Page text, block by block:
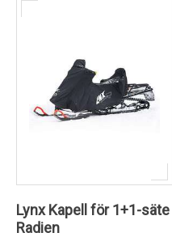
Lynx Kapell för 1+1-säte
Radien